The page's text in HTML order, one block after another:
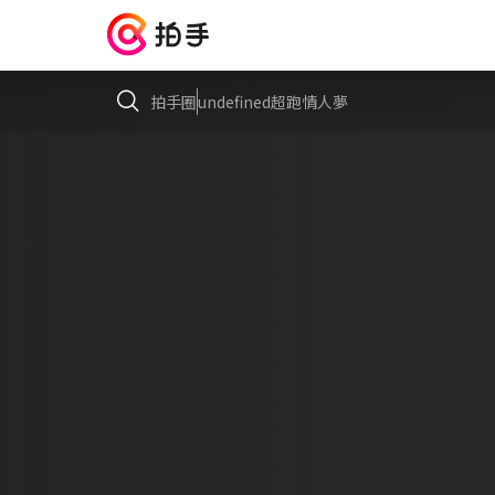
拍手圈undefined超跑情人夢